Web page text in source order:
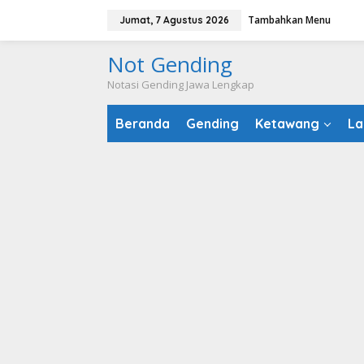
konten
Jumat, 7 Agustus 2026 Tambahkan Menu
Not Gending
Notasi Gending Jawa Lengkap
Beranda Gending Ketawang